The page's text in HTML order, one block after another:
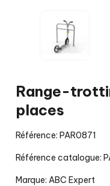
Range-
places
Référence: PAR0871
Référence catalogue:
Marque: ABC Expert